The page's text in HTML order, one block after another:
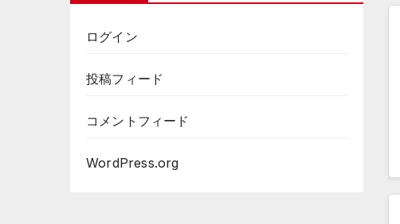
ログイン
投稿フィード
コメントフィード
WordPress.org